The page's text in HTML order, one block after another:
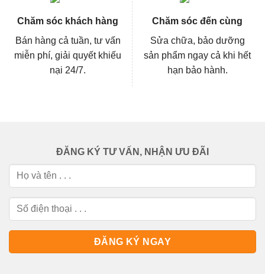
Chăm sóc khách hàng
Bán hàng cả tuần, tư vấn
miễn phí, giải quyết khiếu
nại 24/7.
Chăm sóc đến cùng
Sửa chữa, bảo dưỡng
sản phẩm ngay cả khi hết
hạn bảo hành.
ĐĂNG KÝ TƯ VẤN, NHẬN ƯU ĐÃI